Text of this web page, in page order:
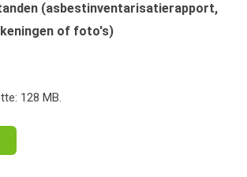
(asbestinventarisatierapport,
of foto's)
128 MB.